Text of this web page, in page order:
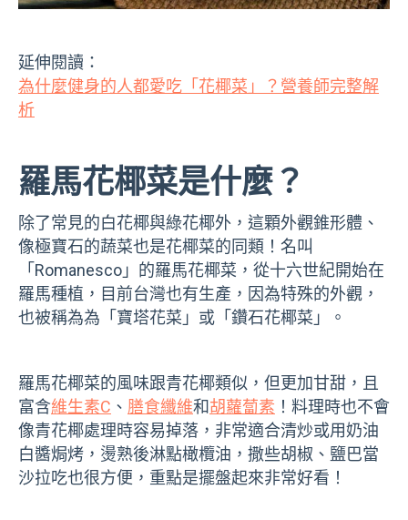
延伸閱讀：
為什麼健身的人都愛吃「花椰菜」？營養師完整解
析
羅馬花椰菜是什麼？
除了常見的白花椰與綠花椰外，這顆外觀錐形體、
像極寶石的蔬菜也是花椰菜的同類！名叫
「Romanesco」的羅馬花椰菜，從十六世紀開始在
羅馬種植，目前台灣也有生產，因為特殊的外觀，
也被稱為為「寶塔花菜」或「鑽石花椰菜」。
羅馬花椰菜的風味跟青花椰類似，但更加甘甜，且
富含維生素C 、 膳食纖維和胡蘿蔔素 ！料理時也不會
像青花椰處理時容易掉落，非常適合清炒或用奶油
白醬焗烤，燙熟後淋點橄欖油，撒些胡椒、鹽巴當
沙拉吃也很方便，重點是擺盤起來非常好看！